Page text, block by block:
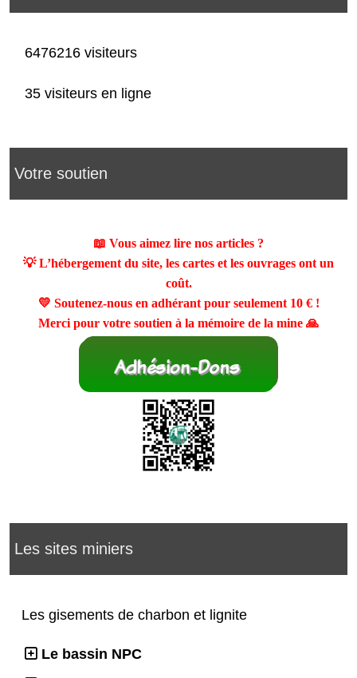
6476216 visiteurs
35 visiteurs en ligne
Votre soutien
📖 Vous aimez lire nos articles ?
💡 L’hébergement du site, les cartes et les ouvrages ont un
coût.
💛 Soutenez-nous en adhérant pour seulement 10 €!
Merci pour votre soutien à la mémoire de la mine 🙏
Les sites miniers
Les gisements de charbon et lignite
Le bassin NPC